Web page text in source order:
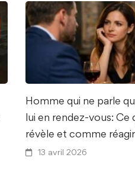
Homme qui ne parle
lui en rendez-vous: Ce
révèle et comme réagir
13 avril 2026